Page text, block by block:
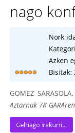
nago
Nork
Azken
Bisitak:
GOMEZ
Aztarnak 7K
Gehiago irakurri...